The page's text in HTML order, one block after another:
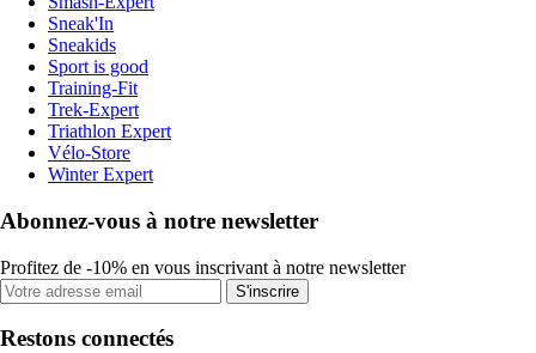
Sneak'In
Sneakids
Sport is good
Training-Fit
Trek-Expert
Triathlon Expert
Vélo-Store
Winter Expert
Abonnez-vous à notre newsletter
Profitez de -10% en vous inscrivant à notre newsletter
S'inscrire
Restons connectés